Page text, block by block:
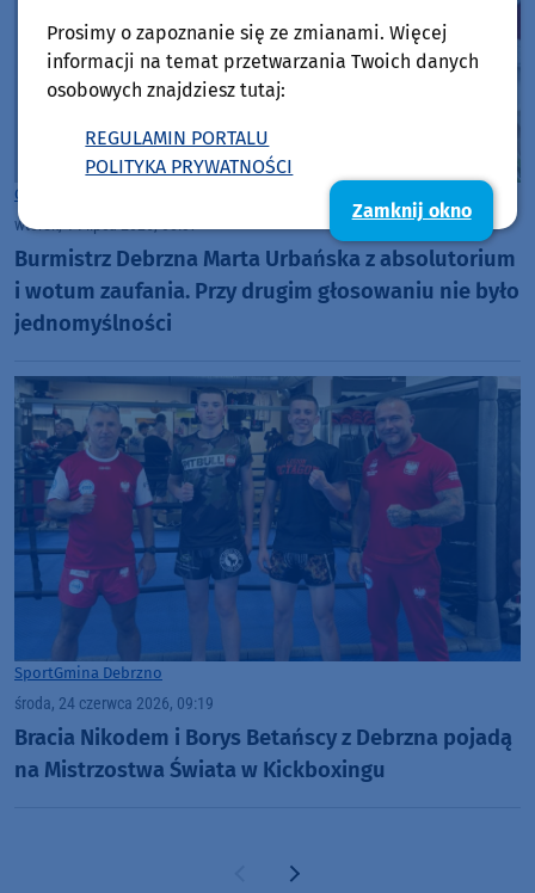
Gmina Debrzno
wtorek, 14 lipca 2026, 08:37
Burmistrz Debrzna Marta Urbańska z absolutorium
i wotum zaufania. Przy drugim głosowaniu nie było
jednomyślności
SportGmina Debrzno
środa, 24 czerwca 2026, 09:19
Bracia Nikodem i Borys Betańscy z Debrzna pojadą
na Mistrzostwa Świata w Kickboxingu
Poprzednia strona
Następna strona
Prosimy o zapoznanie się ze zmianami. Więcej
informacji na temat przetwarzania Twoich danych
osobowych znajdziesz tutaj:
REGULAMIN PORTALU
POLITYKA PRYWATNOŚCI
Zamknij okno